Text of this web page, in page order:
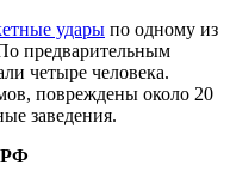
удары по одному из
предварительным
четыре человека.
повреждены около 20
заведения.
РФ